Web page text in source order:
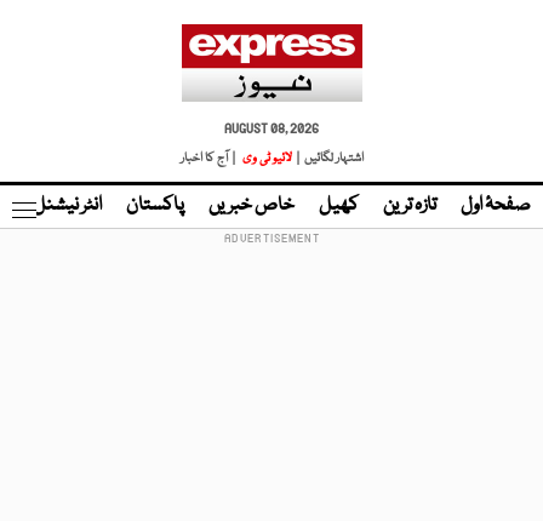
AUGUST 08, 2026
اشتہار لگائیں |
لائیو ٹی وی | آج کا اخبار
صفحۂ اول تازہ ترین کھیل خاص خبریں پاکستان انٹر نیشنل